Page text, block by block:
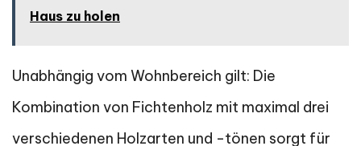
Haus zu holen
Unabhängig vom Wohnbereich gilt: Die
Kombination von Fichtenholz mit maximal drei
verschiedenen Holzarten und -tönen sorgt für